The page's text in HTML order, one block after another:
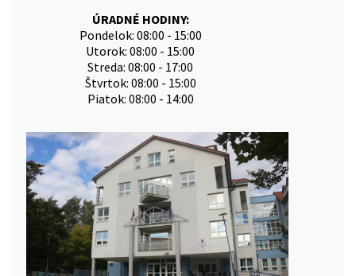
ÚRADNÉ HODINY:
Pondelok: 08:00 - 15:00
Utorok: 08:00 - 15:00
Streda: 08:00 - 17:00
Štvrtok: 08:00 - 15:00
Piatok: 08:00 - 14:00